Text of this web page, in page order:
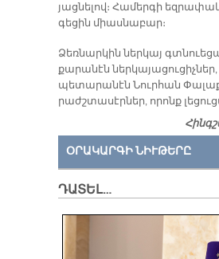
յաց­նե­լով։ Հա­մեր­գի
գե­ցին միաս­նա­բար։
Ձեռ­նար­կին ներ­կայ
քա­րա­նէն
պե­տա­րա­նէն Նուր­հան
րաժշ­տա­սէր­ներ, ո­րոնք
ՕՐԱԿԱՐԳԻ ՆԻՒԹԵՐԸ
ԴԱՏԵԼ…